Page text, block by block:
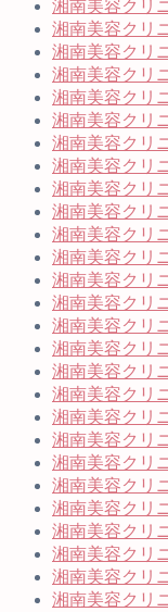
湘南美容クリ
湘南美容クリ
湘南美容クリ
湘南美容クリ
湘南美容クリ
湘南美容クリ
湘南美容クリ
湘南美容クリ
湘南美容クリ
湘南美容クリ
湘南美容クリ
湘南美容クリ
湘南美容クリ
湘南美容クリ
湘南美容クリ
湘南美容クリ
湘南美容クリ
湘南美容クリ
湘南美容クリ
湘南美容クリ
湘南美容クリ
湘南美容クリ
湘南美容クリ
湘南美容クリ
湘南美容クリ
湘南美容クリ
湘南美容クリ